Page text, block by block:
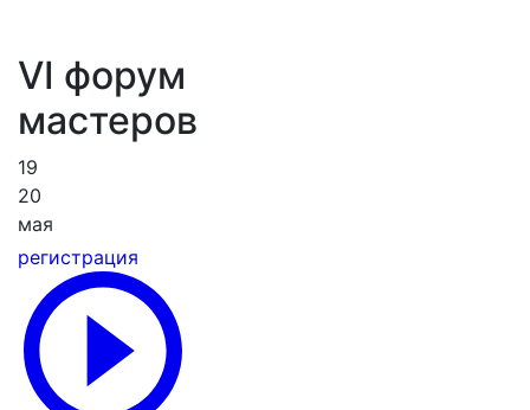
VI форум
мастеров
19
20
мая
регистрация